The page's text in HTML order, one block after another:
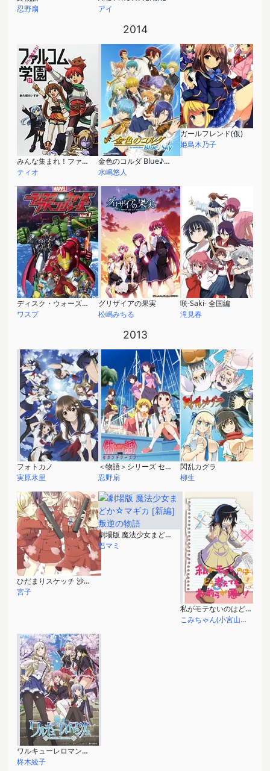
忍野扇
アイ
2014
みんな集まれ！ファルコム学園
ティオ
金色のコルダ Blue♪Sky
水嶋悠人
ガールフレンド(仮)
姫島木乃子
ディスク・ウォーズ：アベンジャーズ
ワスプ
グリザイアの果実
松嶋みちる
咲-Saki- 全国編
滝見春
2013
フォトカノ
実原氷里
＜物語＞シリーズ セカンドシーズン
忍野扇
閃乱カグラ
柳生
ひだまりスケッチ 沙英・ヒロ 卒業編
宮子
劇場版 魔法少女まどか☆マギカ [新編] 叛逆の物語
巴マミ
私がモテないのはどう考えてもお前らが悪い！
こみちゃん(小宮山琴美)
ワルキューレロマンツェ
柊木綾子